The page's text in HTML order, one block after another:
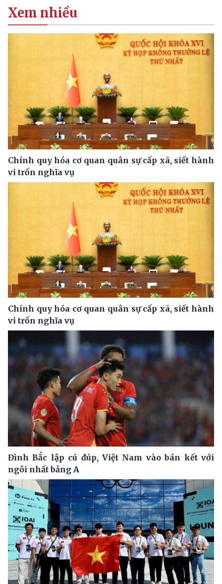
Xem nhiều
Chính quy hóa cơ quan quân sự cấp xã, siết hành
vi trốn nghĩa vụ
Chính quy hóa cơ quan quân sự cấp xã, siết hành
vi trốn nghĩa vụ
Đình Bắc lập cú đúp, Việt Nam vào bán kết với
ngôi nhất bảng A